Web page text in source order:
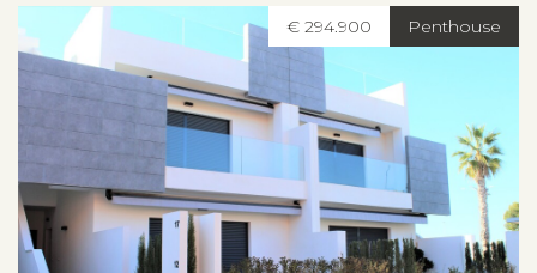
Penthouse
€ 294.900